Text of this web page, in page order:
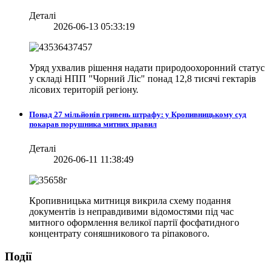
Деталі
2026-06-13 05:33:19
Уряд ухвалив рішення надати природоохоронний статус
у складі НПП "Чорний Ліс" понад 12,8 тисячі гектарів
лісових територій регіону.
Понад 27 мільйонів гривень штрафу: у Кропивницькому суд
покарав порушника митних правил
Деталі
2026-06-11 11:38:49
Кропивницька митниця викрила схему подання
документів із неправдивими відомостями під час
митного оформлення великої партії фосфатидного
концентрату соняшникового та ріпакового.
Події